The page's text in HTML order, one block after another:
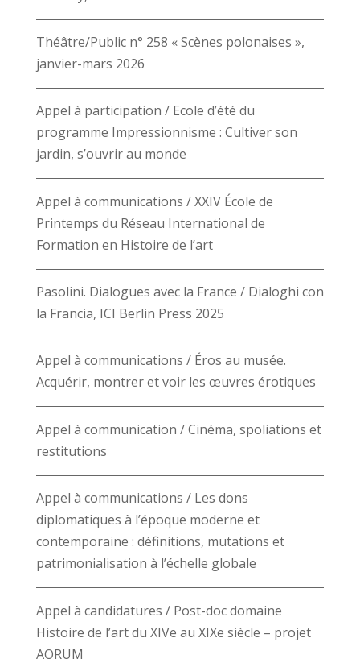
Théâtre/Public n° 258 « Scènes polonaises »,
janvier-mars 2026
Appel à participation / Ecole d’été du
programme Impressionnisme : Cultiver son
jardin, s’ouvrir au monde
Appel à communications / XXIV École de
Printemps du Réseau International de
Formation en Histoire de l’art
Pasolini. Dialogues avec la France / Dialoghi con
la Francia, ICI Berlin Press 2025
Appel à communications / Éros au musée.
Acquérir, montrer et voir les œuvres érotiques
Appel à communication / Cinéma, spoliations et
restitutions
Appel à communications / Les dons
diplomatiques à l’époque moderne et
contemporaine : définitions, mutations et
patrimonialisation à l’échelle globale
Appel à candidatures / Post-doc domaine
Histoire de l’art du XIVe au XIXe siècle – projet
AORUM